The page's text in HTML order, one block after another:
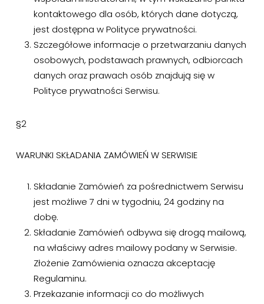
kontaktowego dla osób, których dane dotyczą,
jest dostępna w Polityce prywatności.
Szczegółowe informacje o przetwarzaniu danych
osobowych, podstawach prawnych, odbiorcach
danych oraz prawach osób znajdują się w
Polityce prywatności Serwisu.
§2
WARUNKI SKŁADANIA ZAMÓWIEŃ W SERWISIE
Składanie Zamówień za pośrednictwem Serwisu
jest możliwe 7 dni w tygodniu, 24 godziny na
dobę.
Składanie Zamówień odbywa się drogą mailową,
na właściwy adres mailowy podany w Serwisie.
Złożenie Zamówienia oznacza akceptację
Regulaminu.
Przekazanie informacji co do możliwych